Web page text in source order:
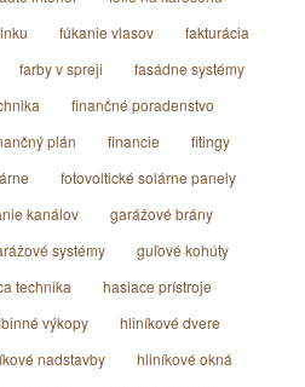
fúkanie vlasov
fakturácia
farby v spreji
fasádne systémy
finančné poradenstvo
plán financie
fitingy
fotovoltické solárne panely
kanálov
garážové brány
systémy
guľové kohúty
technika
hasiace prístroje
výkopy
hliníkové dvere
nadstavby
hliníkové okná